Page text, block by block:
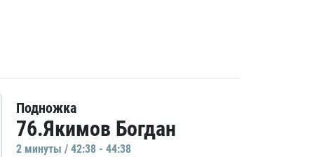
Подножка
76.Якимов Богдан
2 минуты / 42:38 - 44:38